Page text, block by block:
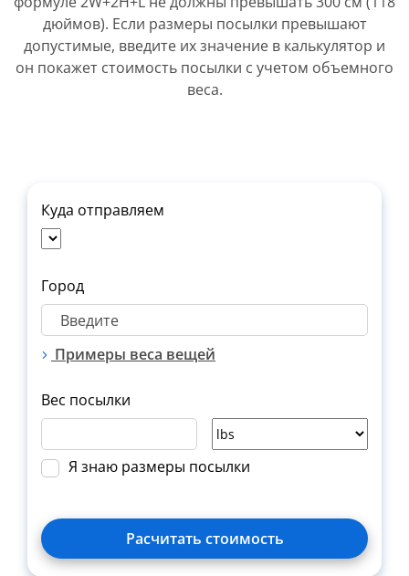
дюймов). Если размеры посылки превышают
допустимые, введите их значение в калькулятор и
он покажет стоимость посылки с учетом объемного
веса.
Куда отправляем
Город
Примеры веса вещей
Вес посылки
Я знаю размеры посылки
Расчитать стоимость